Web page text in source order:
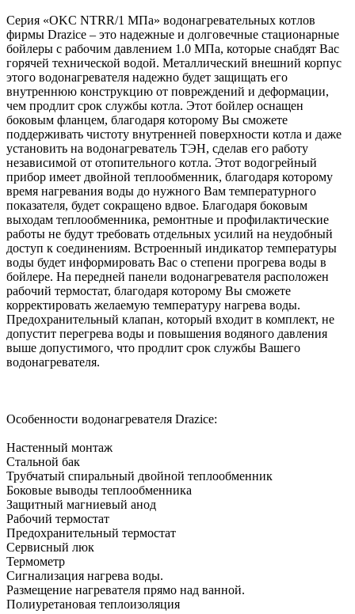
Серия «ОKC NTRR/1 МПа» водонагревательных котлов
фирмы Drazice – это надежные и долговечные стационарные
бойлеры с рабочим давлением 1.0 МПа, которые снабдят Вас
горячей технической водой. Металлический внешний корпус
этого водонагревателя надежно будет защищать его
внутреннюю конструкцию от повреждений и деформации,
чем продлит срок службы котла. Этот бойлер оснащен
боковым фланцем, благодаря которому Вы сможете
поддерживать чистоту внутренней поверхности котла и даже
установить на водонагреватель ТЭН, сделав его работу
независимой от отопительного котла. Этот водогрейный
прибор имеет двойной теплообменник, благодаря которому
время нагревания воды до нужного Вам температурного
показателя, будет сокращено вдвое. Благодаря боковым
выходам теплообменника, ремонтные и профилактические
работы не будут требовать отдельных усилий на неудобный
доступ к соединениям. Встроенный индикатор температуры
воды будет информировать Вас о степени прогрева воды в
бойлере. На передней панели водонагревателя расположен
рабочий термостат, благодаря которому Вы сможете
корректировать желаемую температуру нагрева воды.
Предохранительный клапан, который входит в комплект, не
допустит перегрева воды и повышения водяного давления
выше допустимого, что продлит срок службы Вашего
водонагревателя.
Особенности водонагревателя Drazice:
Настенный монтаж
Стальной бак
Трубчатый спиральный двойной теплообменник
Боковые выводы теплообменника
Защитный магниевый анод
Рабочий термостат
Предохранительный термостат
Сервисный люк
Термометр
Сигнализация нагрева воды.
Размещение нагревателя прямо над ванной.
Полиуретановая теплоизоляция